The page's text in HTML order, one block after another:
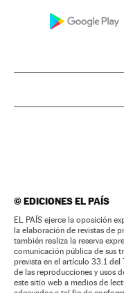
©EDICIONES EL PAÍS
EL PAÍS ejerce la oposición
la elaboración de revistas de
también realiza la reserva
comunicación pública de sus
prevista en el artículo 33.1 del
de las reproducciones y usos
este sitio web a medios de